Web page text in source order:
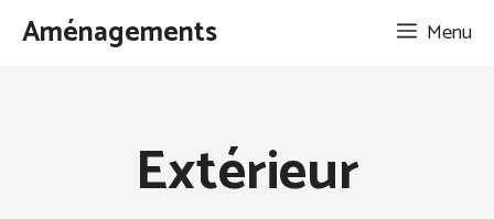
AllerAménagements Menu
Extérieur